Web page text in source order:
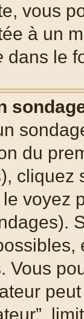
vous
à un
dans le
du
cliquez
voyez
Vous